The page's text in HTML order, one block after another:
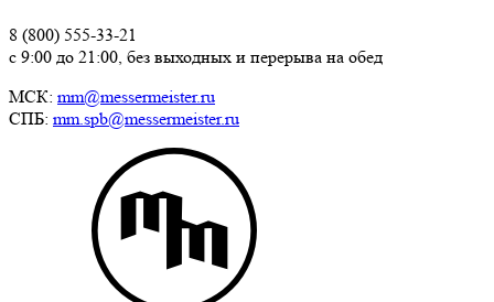
8 (800) 555-33-21
с 9:00 до 21:00, без выходных и перерыва на обед
МСК: mm@messermeister.ru
СПБ: mm.spb@messermeister.ru